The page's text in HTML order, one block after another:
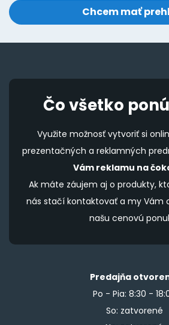
product
page
Čo všetko
Využite možnosť vytvoriť si
prezentačných a reklamných
Vám reklamu na
Ak máte záujem aj o produkty,
nás stačí kontaktovať a my Vám
našu cenovú
Predajňa
Po - Pia: 8:30 -
So: zatvorené